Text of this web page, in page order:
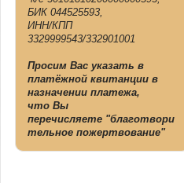
БИК 044525593,
ИНН/КПП
3329999543/332901001
Просим Вас указать в
платёжной квитанции в
назначении платежа,
что Вы
перечисляете "благотвори
тельное пожертвование"